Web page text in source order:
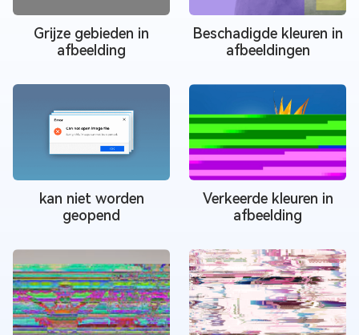
Grijze gebieden in
afbeelding
Beschadigde kleuren in
afbeeldingen
kan niet worden
geopend
Verkeerde kleuren in
afbeelding